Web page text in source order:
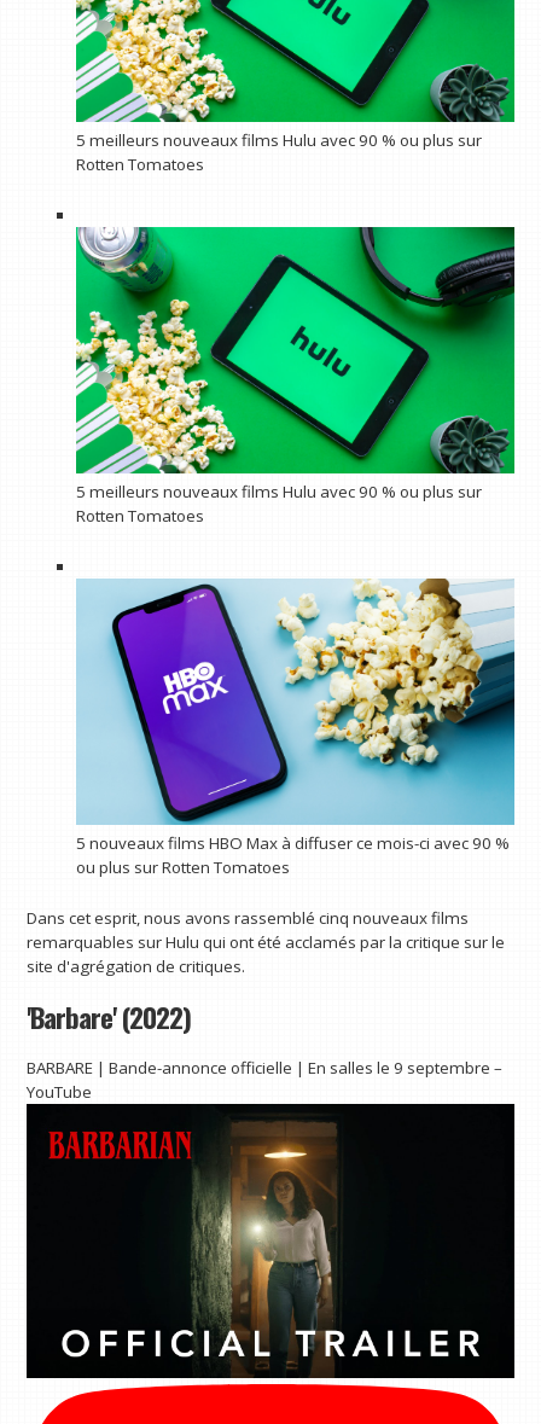
5 meilleurs nouveaux films Hulu avec 90 % ou plus sur
Rotten Tomatoes
5 meilleurs nouveaux films Hulu avec 90 % ou plus sur
Rotten Tomatoes
5 nouveaux films HBO Max à diffuser ce mois-ci avec 90 %
ou plus sur Rotten Tomatoes
Dans cet esprit, nous avons rassemblé cinq nouveaux films
remarquables sur Hulu qui ont été acclamés par la critique sur le
site d'agrégation de critiques.
'Barbare' (2022)
BARBARE | Bande-annonce officielle | En salles le 9 septembre –
YouTube